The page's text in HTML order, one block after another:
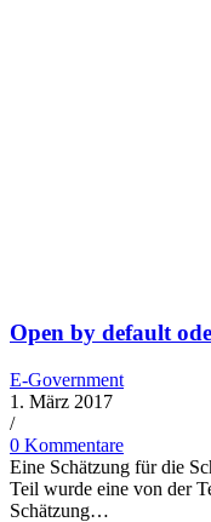
Open by default
E-Government
1. März 2017
/
0 Kommentare
Eine Schätzung für die
Teil wurde eine von der
Schätzung…